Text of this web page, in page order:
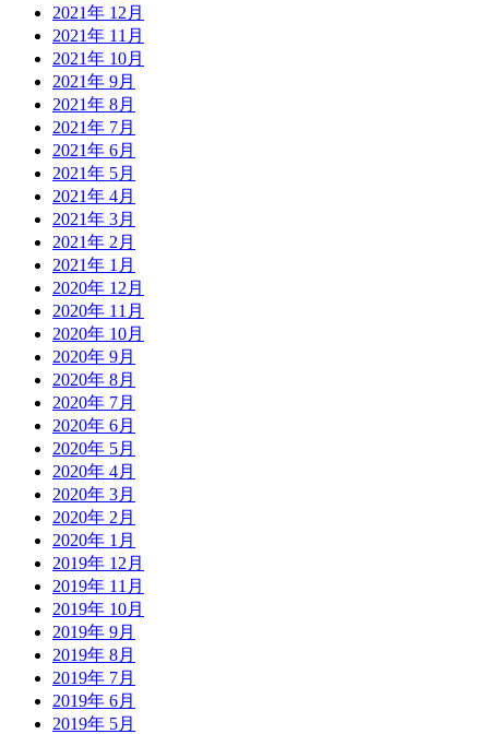
2021年 12月
2021年 11月
2021年 10月
2021年 9月
2021年 8月
2021年 7月
2021年 6月
2021年 5月
2021年 4月
2021年 3月
2021年 2月
2021年 1月
2020年 12月
2020年 11月
2020年 10月
2020年 9月
2020年 8月
2020年 7月
2020年 6月
2020年 5月
2020年 4月
2020年 3月
2020年 2月
2020年 1月
2019年 12月
2019年 11月
2019年 10月
2019年 9月
2019年 8月
2019年 7月
2019年 6月
2019年 5月